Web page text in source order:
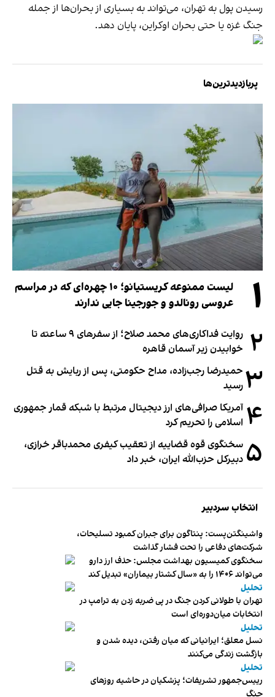
رسیدن پول به تهران، می‌تواند به بسیاری از بحران‌ها از جمله
جنگ غزه یا حتی بحران اوکراین، پایان دهد.
پربازدیدترین‌ها
۱
لیست ممنوعه کریستیانو؛ ۱۰ چهره‌ای که در مراسم
عروسی رونالدو و جورجینا جایی ندارند
۲
روایت فداکاری‌های محمد صلاح؛ از سفرهای ۹ ساعته تا
خوابیدن زیر آسمان قاهره
۳ حمیدرضا رجب‌زاده، مداح حکومتی، پس از ربایش به قتل
رسید
۴ آمریکا صرافی‌های ارز دیجیتال مرتبط با شبکه قمار جمهوری
اسلامی را تحریم کرد
۵ سخنگوی قوه قضاییه از تعقیب کیفری محمدباقر خرازی،
دبیر‌کل حزب‌الله ایران، خبر داد
انتخاب سردبیر
واشینگتن‌پست: پنتاگون برای جبران کمبود تسلیحات،
شرکت‌های دفاعی را تحت فشار گذاشت
سخنگوی کمیسیون بهداشت مجلس: حذف ارز دارو
می‌تواند ۱۴۰۶ را به «سال کشتار بیماران» تبدیل کند
تحلیل
تهران با طولانی کردن جنگ در پی ضربه زدن به ترامپ در
انتخابات میان‌دوره‌ای است
تحلیل
نسل معلق؛ ایرانیانی که میان رفتن، دیده شدن و
بازگشت زندگی می‌کنند
تحلیل
رییس‌جمهور تشریفات؛ پزشکیان در حاشیه روزهای
جنگ